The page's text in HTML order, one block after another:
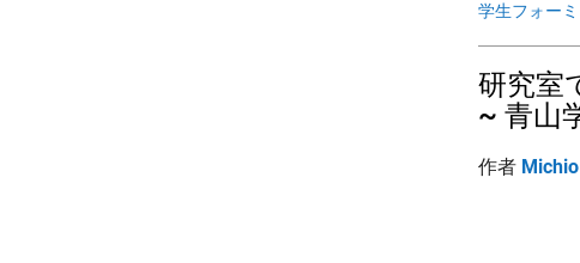
学生フォー
研究室
~ 青山
作者